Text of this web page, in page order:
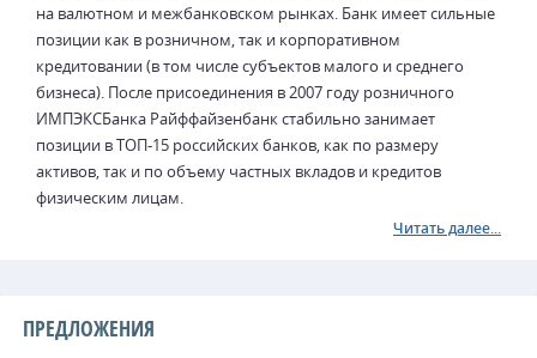
на валютном и межбанковском рынках. Банк имеет сильные
позиции как в розничном, так и корпоративном
кредитовании (в том числе субъектов малого и среднего
бизнеса). После присоединения в 2007 году розничного
ИМПЭКСБанка Райффайзенбанк стабильно занимает
позиции в ТОП-15 российских банков, как по размеру
активов, так и по объему частных вкладов и кредитов
физическим лицам.
Читать далее...
ПРЕДЛОЖЕНИЯ